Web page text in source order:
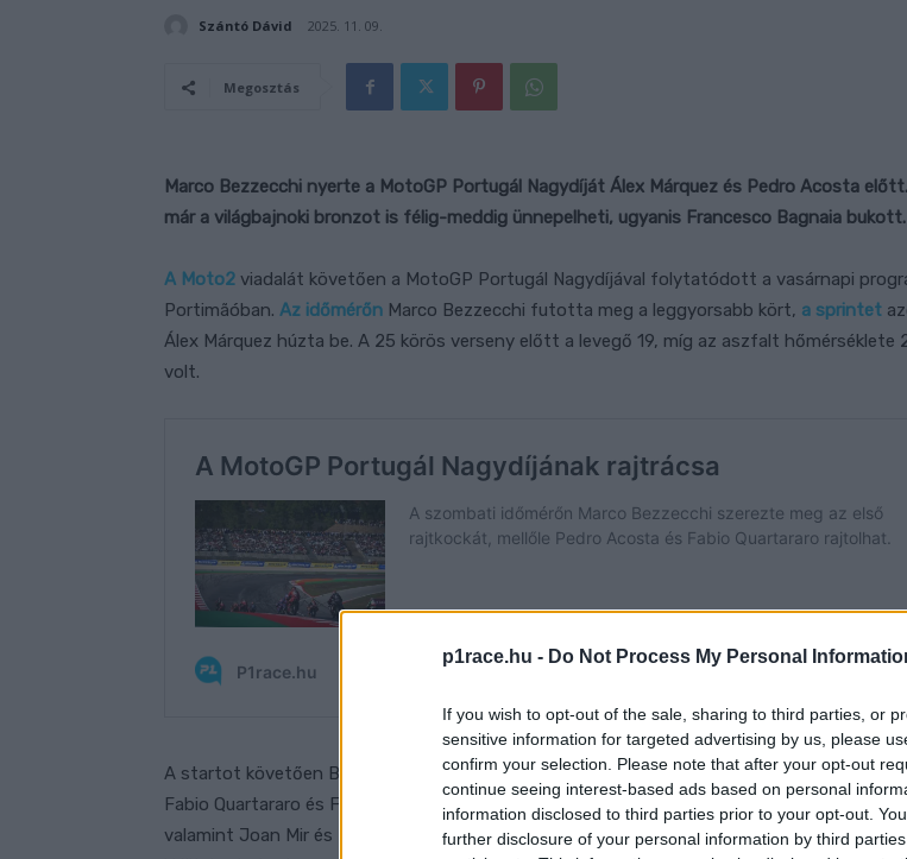
p1race.hu - Do Not Process My Personal
If you wish to opt-out of the sale, sharing to third parties, or
sensitive information for targeted advertising by us, please
confirm your selection. Please note that after your opt-out
continue seeing interest-based ads based on personal
information disclosed to third parties prior to your opt-out.
further disclosure of your personal information by third
Szántó Dávid 2025. 11. 09.
Megosztás
Marco Bezzecchi nyerte a MotoGP Portugál Nagydíját Álex Márquez és Pedro Acosta előtt.
már a világbajnoki bronzot is félig-meddig ünnepelheti, ugyanis Francesco Bagnaia bukott.
A Moto2 viadalát követően a MotoGP Portugál Nagydíjával folytatódott a vasárnapi
Portimãóban. Az időmérőn Marco Bezzecchi futotta meg a leggyorsabb kört, a sprintet
Álex Márquez húzta be. A 25 körös verseny előtt a levegő 19, míg az aszfalt hőmérséklete
volt.
A startot követően Bezzecchi meg tudta őrizni a vezető helyét, mögötte Pedro Acosta,
Fabio Quartararo és Francesco Bagnaia következett. A középmezőnyben Franco Morbidelli
valamint Joan Mir és Enea Bastianini esett vissza a sor végére, majd nem sokkal később